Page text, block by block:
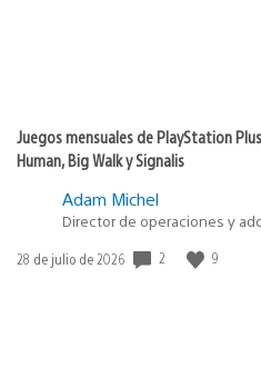
Juegos mensuales de PlayStation
Human, Big Walk y Signalis
Adam Michel
Director de operaciones y
Fecha
28 de julio de 2026 2 9